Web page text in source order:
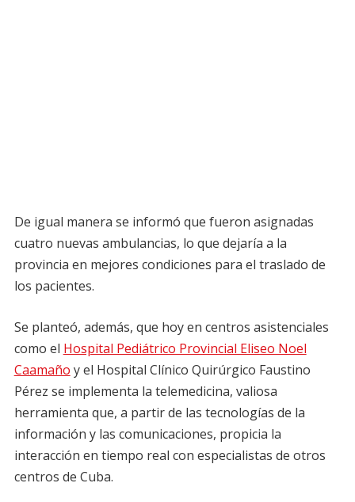
De igual manera se informó que fueron asignadas
cuatro nuevas ambulancias, lo que dejaría a la
provincia en mejores condiciones para el traslado de
los pacientes.
Se planteó, además, que hoy en centros asistenciales
como el Hospital Pediátrico Provincial Eliseo Noel
Caamaño y el Hospital Clínico Quirúrgico Faustino
Pérez se implementa la telemedicina, valiosa
herramienta que, a partir de las tecnologías de la
información y las comunicaciones, propicia la
interacción en tiempo real con especialistas de otros
centros de Cuba.